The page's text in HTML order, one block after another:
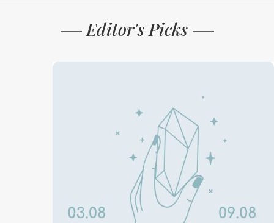
Editor's Picks